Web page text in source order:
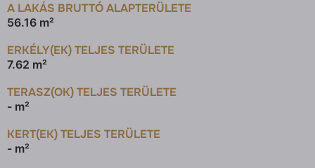
A LAKÁS BRUTTÓ ALAPTERÜLETE
56.16 m²
ERKÉLY(EK) TELJES TERÜLETE
7.62 m²
TERASZ(OK) TELJES TERÜLETE
- m²
KERT(EK) TELJES TERÜLETE
- m²